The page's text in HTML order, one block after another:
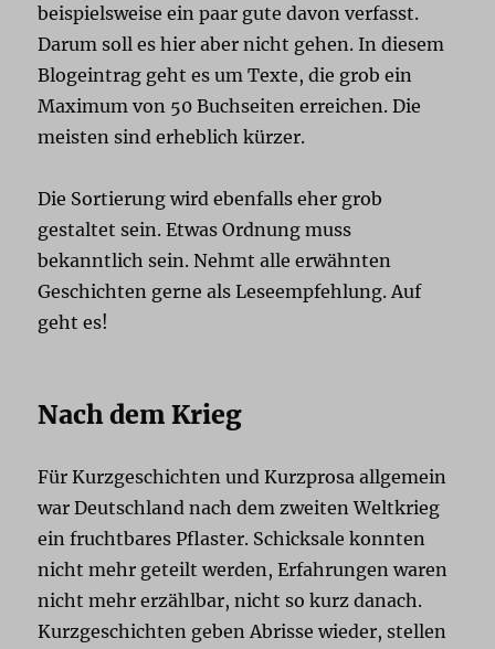
beispielsweise ein paar gute davon verfasst.
Darum soll es hier aber nicht gehen. In diesem
Blogeintrag geht es um Texte, die grob ein
Maximum von 50 Buchseiten erreichen. Die
meisten sind erheblich kürzer.
Die Sortierung wird ebenfalls eher grob
gestaltet sein. Etwas Ordnung muss
bekanntlich sein. Nehmt alle erwähnten
Geschichten gerne als Leseempfehlung. Auf
geht es!
Nach dem Krieg
Für Kurzgeschichten und Kurzprosa allgemein
war Deutschland nach dem zweiten Weltkrieg
ein fruchtbares Pflaster. Schicksale konnten
nicht mehr geteilt werden, Erfahrungen waren
nicht mehr erzählbar, nicht so kurz danach.
Kurzgeschichten geben Abrisse wieder, stellen